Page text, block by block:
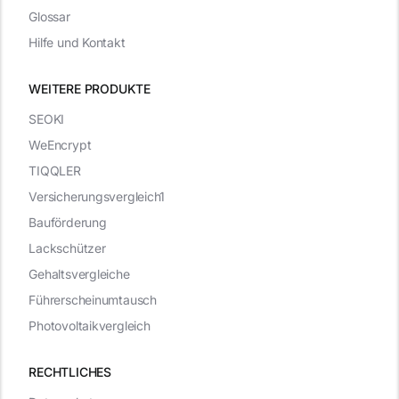
WEITERE PRODUKTE
RECHTLICHES
Glossar
Hilfe und Kontakt
SEOKI
WeEncrypt
TIQQLER
Versicherungsvergleich1
Bauförderung
Lackschützer
Gehaltsvergleiche
Führerscheinumtausch
Photovoltaikvergleich